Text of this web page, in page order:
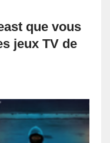
que vous
jeux TV de